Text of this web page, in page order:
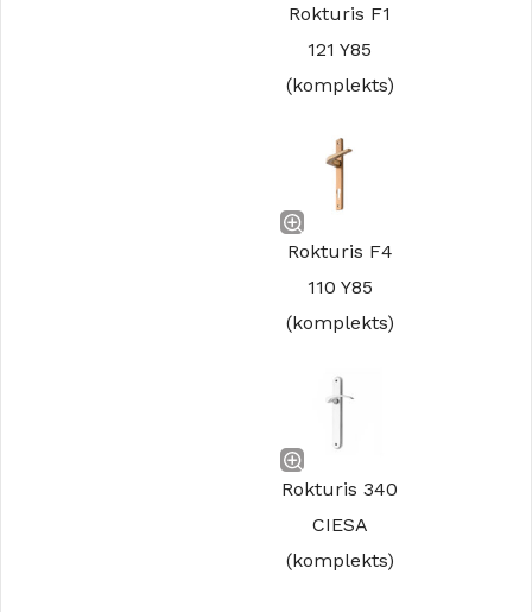
Rokturis F1
121 Y85
(komplekts)
Rokturis F4
110 Y85
(komplekts)
Rokturis 340
CIESA
(komplekts)